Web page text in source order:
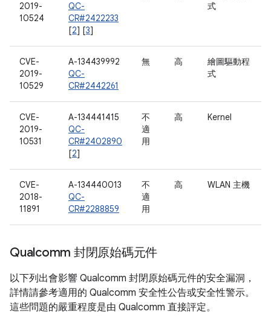
2019-
10524
QC-
CR#2422233
[2] [3]
式
CVE-
2019-
10529
A-134439992
QC-
CR#2442261
無 高
繪圖驅動程
式
CVE-
2019-
10531
A-134441415
QC-
CR#2402890
[2]
不
適
用
高 Kernel
CVE-
2018-
11891
A-134440013
QC-
CR#2288859
不
適
用
高 WLAN 主機
Qualcomm 封閉原始碼元件
以下列出會影響 Qualcomm 封閉原始碼元件的安全漏洞，
詳情請參考適用的 Qualcomm 安全性公告或安全性警示。
這些問題的嚴重程度是由 Qualcomm 直接評定。